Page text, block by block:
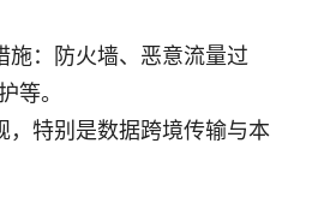
施：防火墙、恶意流量过
等。
，特别是数据跨境传输与本